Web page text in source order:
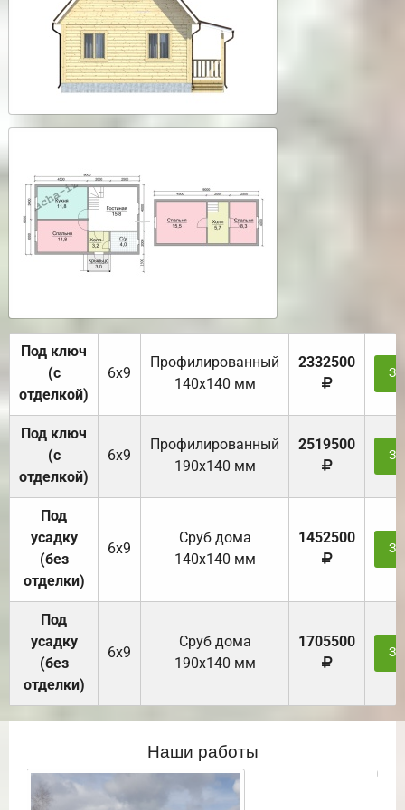
Под ключ
(с
отделкой)
6х9
Профилированный
140х140 мм
2332500
Под ключ
(с
отделкой)
6х9
Профилированный
190х140 мм
2519500
Под
усадку
(без
отделки)
6х9
Cруб дома
140х140 мм
1452500
Под
усадку
(без
отделки)
6х9
Cруб дома
190х140 мм
1705500
Наши работы